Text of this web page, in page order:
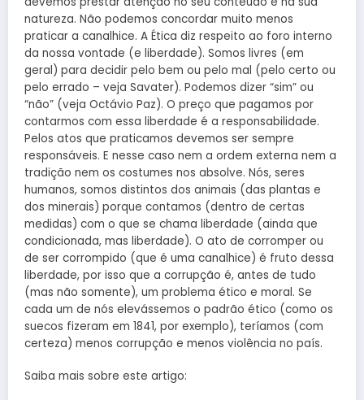
natureza. Não podemos concordar muito menos
praticar a canalhice. A Ética diz respeito ao foro interno
da nossa vontade (e liberdade). Somos livres (em
geral) para decidir pelo bem ou pelo mal (pelo certo ou
pelo errado – veja Savater). Podemos dizer “sim” ou
“não” (veja Octávio Paz). O preço que pagamos por
contarmos com essa liberdade é a responsabilidade.
Pelos atos que praticamos devemos ser sempre
responsáveis. E nesse caso nem a ordem externa nem a
tradição nem os costumes nos absolve. Nós, seres
humanos, somos distintos dos animais (das plantas e
dos minerais) porque contamos (dentro de certas
medidas) com o que se chama liberdade (ainda que
condicionada, mas liberdade). O ato de corromper ou
de ser corrompido (que é uma canalhice) é fruto dessa
liberdade, por isso que a corrupção é, antes de tudo
(mas não somente), um problema ético e moral. Se
cada um de nós elevássemos o padrão ético (como os
suecos fizeram em 1841, por exemplo), teríamos (com
certeza) menos corrupção e menos violência no país.
Saiba mais sobre este artigo: